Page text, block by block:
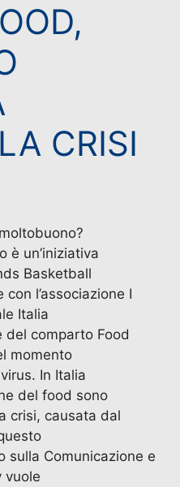
CRISI
è un’iniziativa
Basketball
l’associazione I
Italia
del comparto Food
momento
In Italia
del food sono
crisi, causata dal
sulla Comunicazione e
vuole